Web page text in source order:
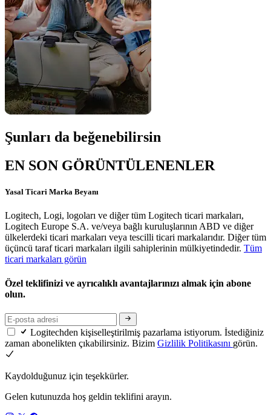
Şunları da beğenebilirsin
EN SON GÖRÜNTÜLENENLER
Yasal Ticari Marka Beyanı
Logitech, Logi, logoları ve diğer tüm Logitech ticari markaları,
Logitech Europe S.A. ve/veya bağlı kuruluşlarının ABD ve diğer
ülkelerdeki ticari markaları veya tescilli ticari markalarıdır. Diğer tüm
üçüncü taraf ticari markaları ilgili sahiplerinin mülkiyetindedir. Tüm
ticari markaları görün
Özel teklifinizi ve ayrıcalıklı avantajlarınızı almak için abone
olun.
Logitechden kişiselleştirilmiş pazarlama istiyorum. İstediğiniz
zaman abonelikten çıkabilirsiniz. Bizim Gizlilik Politikasını görün.
Kaydolduğunuz için teşekkürler.
Gelen kutunuzda hoş geldin teklifini arayın.